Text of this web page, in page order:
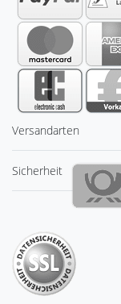
Versandarten
Sicherheit